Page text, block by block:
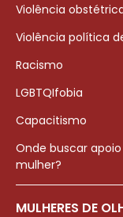
Violência
Violência política
Racismo
LGBTQIfobia
Capacitismo
Onde buscar
mulher?
MULHERES DE